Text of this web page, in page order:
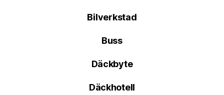
Bilverkstad
Buss
Däckbyte
Däckhotell